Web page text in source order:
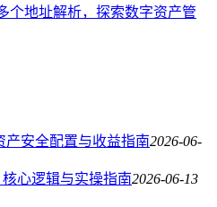
个地址解析，探索数字资产管
安全配置与收益指南2026-06-
心逻辑与实操指南2026-06-13